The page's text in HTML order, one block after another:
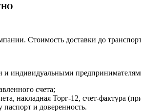
Стоимость доставки до
индивидуальными
счета;
накладная Торг-12, счет-фактура
и доверенность.